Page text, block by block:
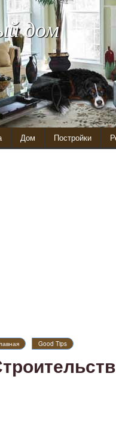
дом
Дом Постройки
Good Tips